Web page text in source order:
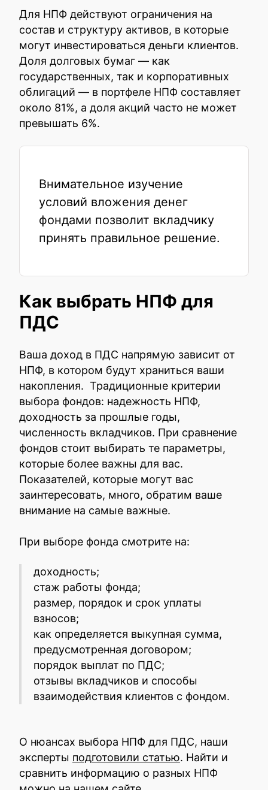
Для НПФ действуют ограничения на
состав и структуру активов, в которые
могут инвестироваться деньги клиентов.
Доля долговых бумаг — как
государственных, так и корпоративных
облигаций — в портфеле НПФ составляет
около 81%, а доля акций часто не может
превышать 6%.
Внимательное изучение
условий вложения денег
фондами позволит вкладчику
принять правильное решение.
Как выбрать НПФ для
ПДС
Ваша доход в ПДС напрямую зависит от
НПФ, в котором будут храниться ваши
накопления. Традиционные критерии
выбора фондов: надежность НПФ,
доходность за прошлые годы,
численность вкладчиков. При сравнение
фондов стоит выбирать те параметры,
которые более важны для вас.
Показателей, которые могут вас
заинтересовать, много, обратим ваше
внимание на самые важные.
При выборе фонда смотрите на:
доходность;
стаж работы фонда;
размер, порядок и срок уплаты
взносов;
как определяется выкупная сумма,
предусмотренная договором;
порядок выплат по ПДС;
отзывы вкладчиков и способы
взаимодействия клиентов с фондом.
О нюансах выбора НПФ для ПДС, наши
эксперты подготовили статью. Найти и
сравнить информацию о разных НПФ